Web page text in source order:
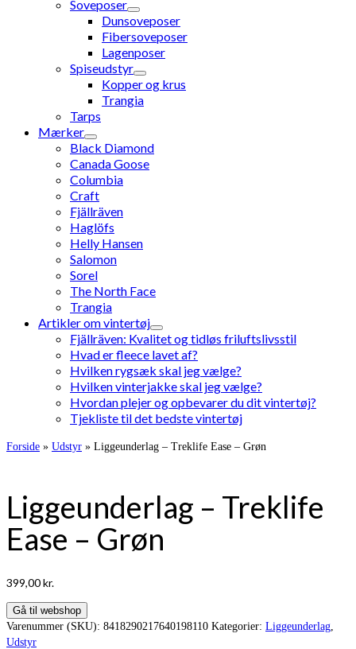
Soveposer
Dunsoveposer
Fibersoveposer
Lagenposer
Spiseudstyr
Kopper og krus
Trangia
Tarps
Mærker
Black Diamond
Canada Goose
Columbia
Craft
Fjällräven
Haglöfs
Helly Hansen
Salomon
Sorel
The North Face
Trangia
Artikler om vintertøj
Fjällräven: Kvalitet og tidløs friluftslivsstil
Hvad er fleece lavet af?
Hvilken rygsæk skal jeg vælge?
Hvilken vinterjakke skal jeg vælge?
Hvordan plejer og opbevarer du dit vintertøj?
Tjekliste til det bedste vintertøj
Forside » Udstyr » Liggeunderlag – Treklife Ease – Grøn
Liggeunderlag – Treklife
Ease – Grøn
399,00kr.
Gå til webshop
Varenummer (SKU): 8418290217640198110 Kategorier: Liggeunderlag
Udstyr